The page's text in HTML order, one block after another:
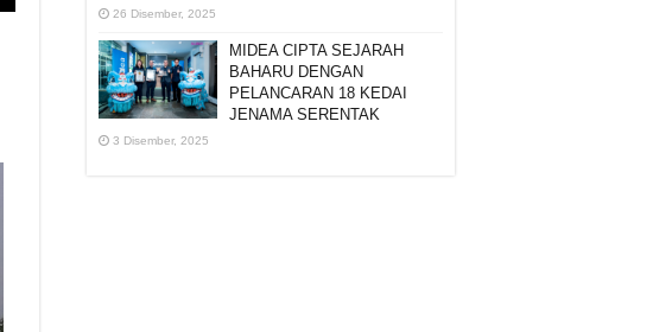
26 Disember, 2025
MIDEA CIPTA SEJARAH
BAHARU DENGAN
PELANCARAN 18 KEDAI
JENAMA SERENTAK
3 Disember, 2025